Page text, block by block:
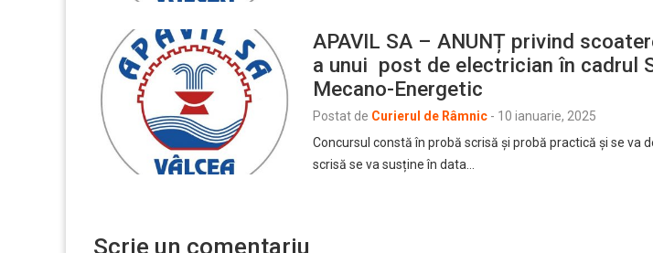
APAVIL SA – ANUNȚ privind
a unui post de electrician în cadrul
Mecano-Energetic
Postat de Curierul de Râmnic - 10 ianuarie, 2025
Concursul constă în probă scrisă și probă practică și se va
scrisă se va susține în data…
Scrie un comentariu